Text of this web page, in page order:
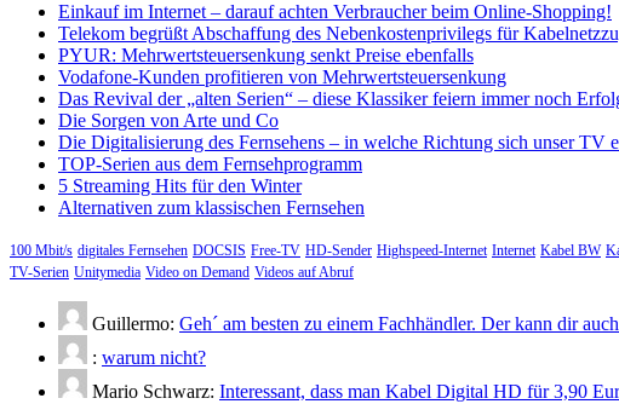
Einkauf im Internet – darauf achten Verbraucher beim Online-Shopping!
Telekom begrüßt Abschaffung des Nebenkostenprivilegs für
PYUR: Mehrwertsteuersenkung senkt Preise ebenfalls
Vodafone-Kunden profitieren von Mehrwertsteuersenkung
Das Revival der „alten Serien“ – diese Klassiker feiern immer noch
Die Sorgen von Arte und Co
Die Digitalisierung des Fernsehens – in welche Richtung sich unser TV
TOP-Serien aus dem Fernsehprogramm
5 Streaming Hits für den Winter
Alternativen zum klassischen Fernsehen
100 Mbit/s digitales Fernsehen DOCSIS Free-TV HD-Sender Highspeed-Internet Internet Kabel BW
TV-Serien Unitymedia Video on Demand Videos auf Abruf
Guillermo: Geh´ am besten zu einem Fachhändler. Der kann dir
: warum nicht?
Mario Schwarz: Interessant, dass man Kabel Digital HD für 3,90